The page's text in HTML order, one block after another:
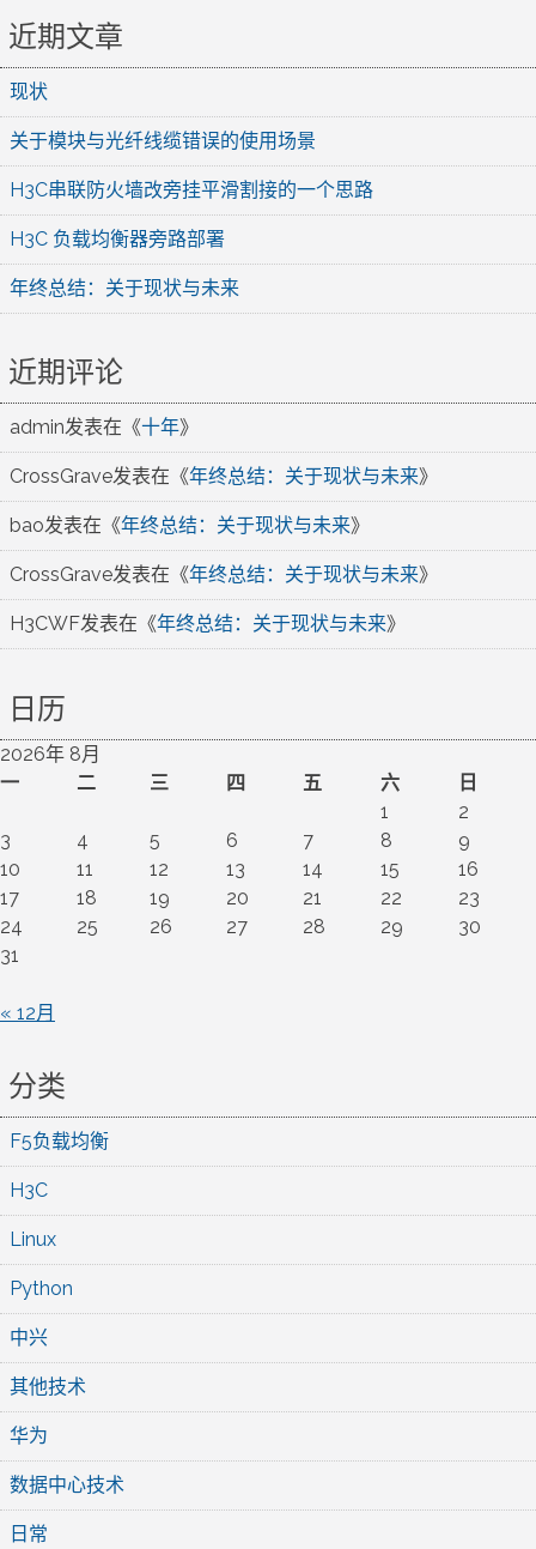
近期文章
现状
关于模块与光纤线缆错误的使用场景
H3C串联防火墙改旁挂平滑割接的一个思路
H3C 负载均衡器旁路部署
年终总结：关于现状与未来
近期评论
admin发表在《十年》
CrossGrave发表在《年终总结：关于现状与未来》
bao发表在《年终总结：关于现状与未来》
CrossGrave发表在《年终总结：关于现状与未来》
H3CWF发表在《年终总结：关于现状与未来》
日历
2026年 8月
一
二 三 四 五 六
日
1
2
3
4 5 6 7 8
9
10
11 12 13 14 15
16
17
18 19 20 21 22
23
24
25 26 27 28 29
30
31
« 12月
分类
F5负载均衡
H3C
Linux
Python
中兴
其他技术
华为
数据中心技术
日常